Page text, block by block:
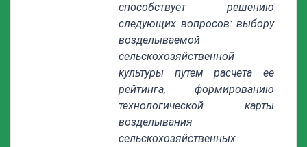
способствует решению
следующих вопросов: выбору
возделываемой
сельскохозяйственной
культуры путем расчета ее
рейтинга, формированию
технологической карты
возделывания
сельскохозяйственных